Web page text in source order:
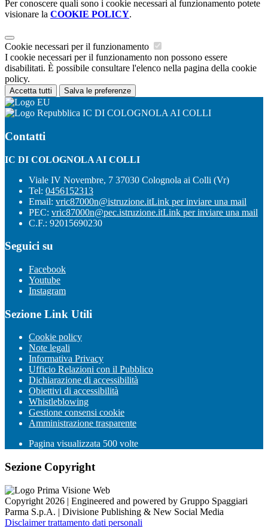
Per conoscere quali sono i cookie necessari al funzionamento potete
visionare la COOKIE POLICY.
Cookie necessari per il funzionamento
I cookie necessari per il funzionamento non possono essere
disabilitati. È possibile consultare l'elenco nella pagina della cookie
policy.
Accetta tutti Salva le preferenze
IC DI COLOGNOLA AI COLLI
Contatti
IC DI COLOGNOLA AI COLLI
Viale IV Novembre, 7 37030 Colognola ai Colli (Vr)
Tel: 0456152313
Email: vric87000n@istruzione.itLink per inviare una mail
PEC: vric87000n@pec.istruzione.itLink per inviare una mail
C.F.: 92015690230
Seguici su
Facebook
Youtube
Instagram
Sezione Link Utili
Cookie policy
Note legali
Informativa Privacy
Ufficio Relazioni con il Pubblico
Dichiarazione di accessibilità
Obiettivi di accessibilità
Whistleblowing
Gestione consensi cookie
Amministrazione trasparente
Pagina visualizzata 500 volte
Sezione Copyright
Copyright 2026 | Engineered and powered by Gruppo Spaggiari
Parma S.p.A. | Divisione Publishing & New Social Media
Disclaimer trattamento dati personali